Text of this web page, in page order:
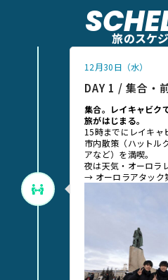
旅のスケ
12月30日（水）
DAY 1 / 集合・
集合。レイキャビクで
旅がはじまる。
15時までにレイキャ
市内散策（ハットル
アなど）を満喫。
夜は天気・オーロラ
→ オーロラアタック